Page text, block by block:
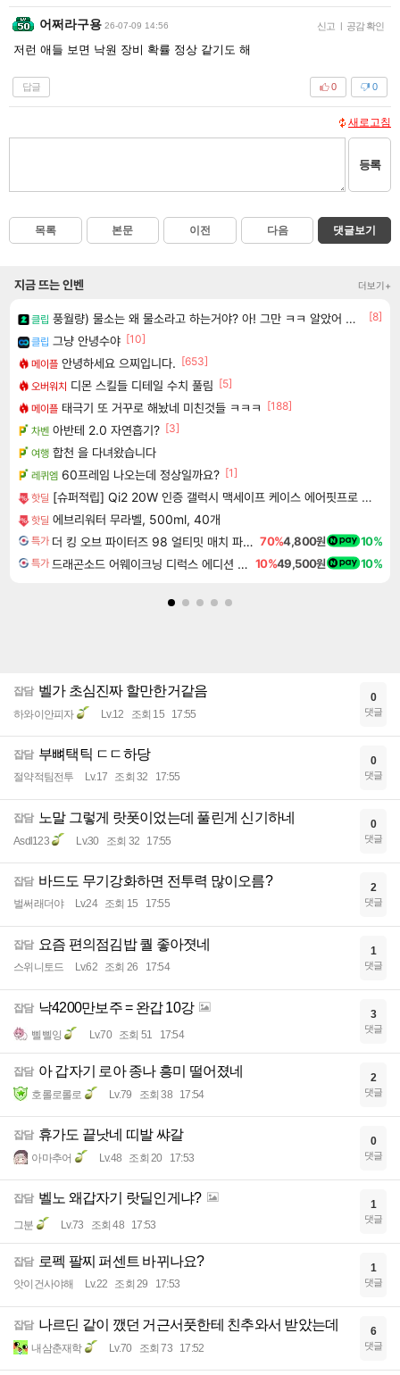
어쩌라구용 26-07-09 14:56 신고 | 공감 확인
저런 애들 보면 낙원 장비 확률 정상 같기도 해
답글 0
0
새로고침
등록
목록 본문 이전 다음 댓글보기
지금 뜨는 인벤 더보기+
클립 풍월량) 물소는 왜 물소라고 하는거야? 아! 그만 ㅋㅋ 알았어 ㅋㅋ
[8]
클립 그냥 안녕수야 [10]
메이플 안녕하세요 으찌입니다. [653]
오버워치 디몬 스킬들 디테일 수치 풀림 [5]
메이플 태극기 또 거꾸로 해놨네 미친것들 ㅋㅋㅋ
[188]
차벤 아반테 2.0 자연흡기? [3]
여행 합천 을 다녀왔습니다
레퀴엠 60프레임 나오는데 정상일까요? [1]
핫딜 [슈퍼적립] Qi2 20W 인증 갤럭시 맥세이프 케이스 에어핏프로 맥핏 블랙, 갤럭시Z 폴드8 울트라
핫딜 에브리워터 무라벨, 500ml, 40개
특가 더 킹 오브 파이터즈 98 얼티밋 매치 파이널 에디션 THE KING OF FIGHTERS 98 ULTIMATE MATCH FINAL EDITION 70%4,800원 10%
특가 드래곤소드 어웨이크닝 디럭스 에디션 DragonSword Awakening Deluxe Edition 10%49,500원 10%
잡담 벨가 초심진짜 할만한거같음
하와이안피자 Lv.12 조회 15 17:55
0
댓글
잡담 부뼈택틱 ㄷㄷ하당
절약적팀전투 Lv.17 조회 32 17:55
0
댓글
잡담 노말 그렇게 랏폿이었는데 풀린게 신기하네
Asdl123 Lv.30 조회 32 17:55
0
댓글
잡담 바드도 무기강화하면 전투력 많이오름?
벌써래더야 Lv.24 조회 15 17:55
2
댓글
잡담 요즘 편의점김밥 퀄 좋아졋네
스위니토드 Lv.62 조회 26 17:54
1
댓글
잡담 낙4200만보주 = 완갑 10강
삘삘잉 Lv.70 조회 51 17:54
3
댓글
잡담 아 갑자기 로아 종나 흥미 떨어졌네
호롤로롤로 Lv.79 조회 38 17:54
2
댓글
잡담 휴가도 끝낫네 띠발 쌰갈
아마추어 Lv.48 조회 20 17:53
0
댓글
잡담 벨노 왜갑자기 랏딜인게냐?
그분 Lv.73 조회 48 17:53
1
댓글
잡담 로펙 팔찌 퍼센트 바뀌나요?
앗이건사야해 Lv.22 조회 29 17:53
1
댓글
잡담 나르딘 같이 깼던 거근서풋한테 친추와서 받았는데
내삼춘재학 Lv.70 조회 73 17:52
6
댓글